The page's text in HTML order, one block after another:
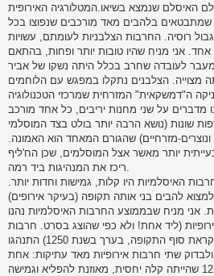
האיסלם שנמצא בשיאו.המטלורגיה האירופית
בלהבים מאד מורכבים שנפוצו בכל
רוסיה. החרבות הצלבניות לעומתם, עשויות
אני מניח שהיו טובות יותר ופחות, בהתאם
לעובדה שחרב בכלל היתה נשקו של אביר
מצוייה. הצלבנים נתקלו במפגש עם הלוחמים
ה"דמשקאית" המזרחית שמרכזי הטכנולוגיה
מדברים על שני מחנות יריבים, כל אחד מורכב
שונות (נושא הרבה יותר בולט בצד המוסלמי
מזרחיים) שהגורם המאחד הוא האמונה.
יותר מאשר אצל המוסלמים, שכן הח'ליף
האיסלמיות היו קלות, גמישות וחדות יותר.
להבים בני אותה תקופה (בעיקר אירופים)
אני מניח שבממוצע החרבות האיסלמיות נהנו
(ליד אחת! ולא כפי שהוצג בסרט. חרבות
ארוכות יותר החלו להופיע רק לקראת סוף התקופה, בערך בשנת 1250) התנהגו
ולבדוק שתי חרבות אירופיות מאד עתיקות: אחת
צלבנית קלאסית מהמאה ה-12 שהייתה קלה יחסית, מאוזנת להפליא וגמישה